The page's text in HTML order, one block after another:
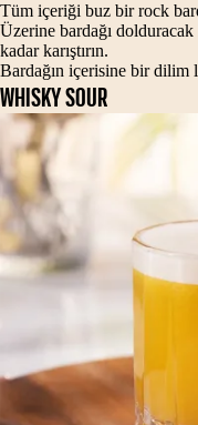
Tüm içeriği buz bir rock
Üzerine bardağı
kadar karıştırın.
Bardağın içerisine bir dilim
WHISKY SOUR